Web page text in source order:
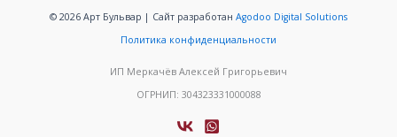
© 2026 Арт Бульвар | Сайт разработан Agodoo Digital Solutions
Политика конфиденциальности
ИП Меркачёв Алексей Григорьевич
ОГРНИП: 304323331000088